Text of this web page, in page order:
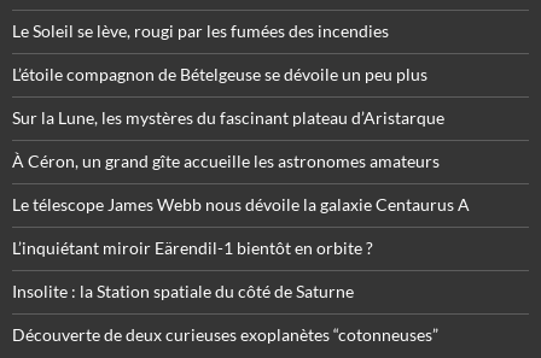
Le Soleil se lève, rougi par les fumées des incendies
L’étoile compagnon de Bételgeuse se dévoile un peu plus
Sur la Lune, les mystères du fascinant plateau d’Aristarque
À Céron, un grand gîte accueille les astronomes amateurs
Le télescope James Webb nous dévoile la galaxie Centaurus A
L’inquiétant miroir Eärendil-1 bientôt en orbite ?
Insolite : la Station spatiale du côté de Saturne
Découverte de deux curieuses exoplanètes “cotonneuses”